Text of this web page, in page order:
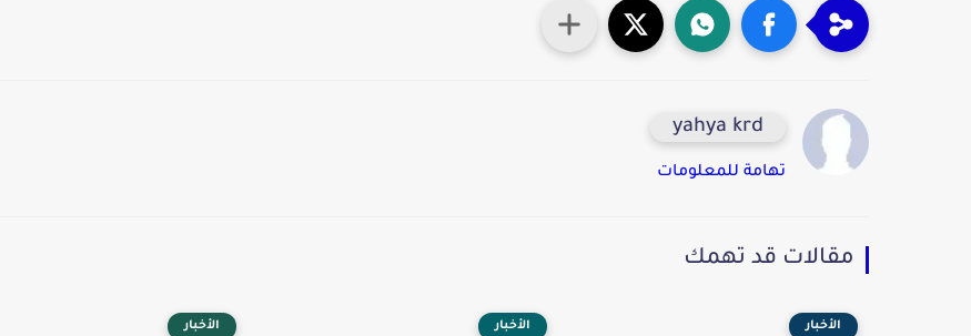
yahya krd
تهامة للمعلومات
مقالات قد تهمك
الأخبار الأخبار الأخبار